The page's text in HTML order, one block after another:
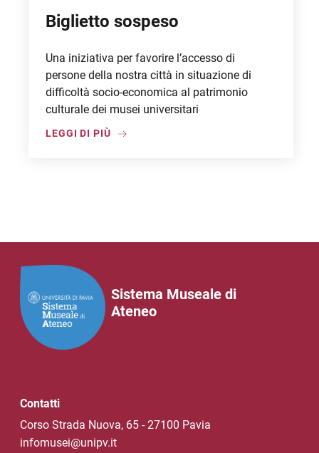
Biglietto sospeso
Una iniziativa per favorire l’accesso di
persone della nostra città in situazione di
difficoltà socio-economica al patrimonio
culturale dei musei universitari
LEGGI DI PIÙ
Sistema Museale di
Ateneo
Contatti
Corso Strada Nuova, 65 - 27100 Pavia
infomusei@unipv.it